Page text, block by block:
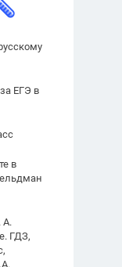
ЕГЭ в
в
А.
ГДЗ,